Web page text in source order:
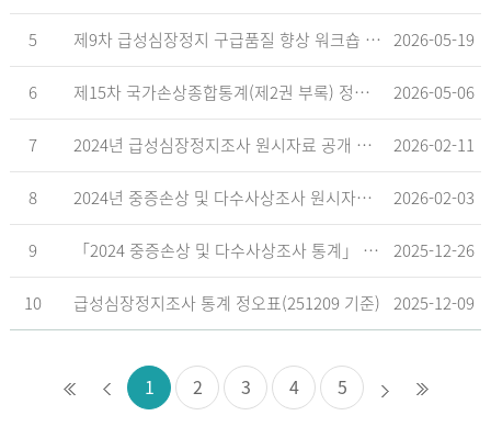
5 제9차 급성심장정지 구급품질 향상 워크숍 개최 안내 2026-05-19
6 제15차 국가손상종합통계(제2권 부록) 정오표('26.5.18. 기준) 2026-05-06
7 2024년 급성심장정지조사 원시자료 공개 알림 2026-02-11
8 2024년 중증손상 및 다수사상조사 원시자료 공개 알림 2026-02-03
9 「2024 중증손상 및 다수사상조사 통계」 공표 2025-12-26
10 급성심장정지조사 통계 정오표(251209 기준) 2025-12-09
1 2 3 4 5